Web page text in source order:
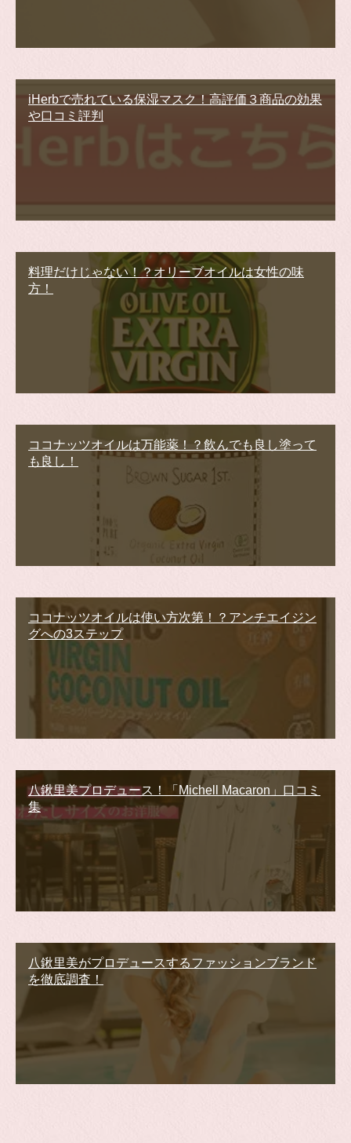
iHerbで売れている保湿マスク！高評価３商品の効果
や口コミ評判
料理だけじゃない！？オリーブオイルは女性の味
方！
ココナッツオイルは万能薬！？飲んでも良し塗って
も良し！
ココナッツオイルは使い方次第！？アンチエイジン
グへの3ステップ
八鍬里美プロデュース！「Michell Macaron」口コミ
集
八鍬里美がプロデュースするファッションブランド
を徹底調査！